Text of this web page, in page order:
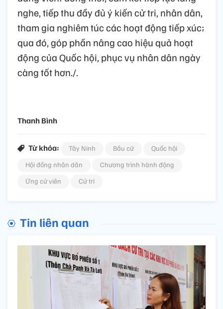
nghe, tiếp thu đầy đủ ý kiến cử tri, nhân dân,
tham gia nghiêm túc các hoạt động tiếp xúc;
qua đó, góp phần nâng cao hiệu quả hoạt
động của Quốc hội, phục vụ nhân dân ngày
càng tốt hơn./.
Thanh Bình
Từ khóa: Tây Ninh Bầu cử
Quốc hội
Hội đồng nhân dân
Chương trình hành động
Ứng cử viên
Cử tri
Tin liên quan